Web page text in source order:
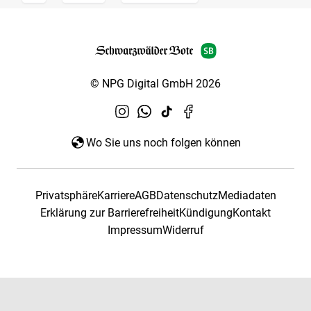
© NPG Digital GmbH 2026
Wo Sie uns noch folgen können
PrivatsphäreKarriereAGBDatenschutzMediadaten
Erklärung zur BarrierefreiheitKündigungKontakt
ImpressumWiderruf